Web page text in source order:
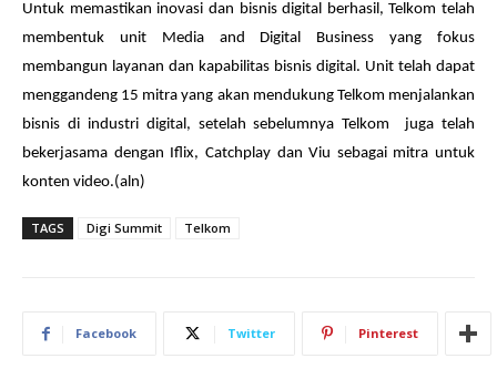
Untuk memastikan inovasi dan bisnis digital berhasil, Telkom telah
membentuk unit Media and Digital Business yang fokus
membangun layanan dan kapabilitas bisnis digital. Unit telah dapat
menggandeng 15 mitra yang akan mendukung Telkom menjalankan
bisnis di industri digital, setelah sebelumnya Telkom juga telah
bekerjasama dengan Iflix, Catchplay dan Viu sebagai mitra untuk
konten video.(aln)
TAGS Digi Summit Telkom
Facebook Twitter Pinterest